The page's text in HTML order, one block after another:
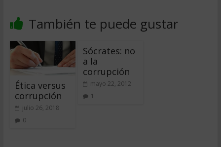
También te puede gustar
Ética versus
corrupción
julio 26, 2018
0
Sócrates: no
a la
corrupción
mayo 22, 2012
1